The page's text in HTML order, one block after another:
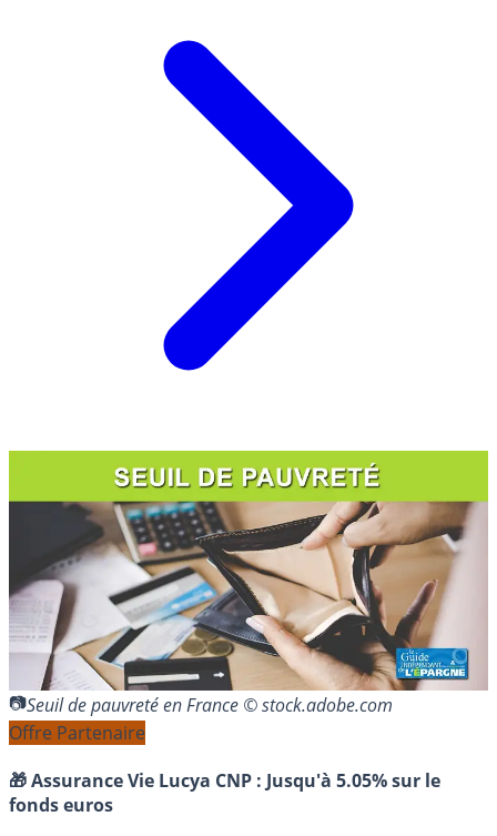
Seuil de pauvreté en France © stock.adobe.com
Offre Partenaire
🎁 Assurance Vie Lucya CNP : Jusqu'à 5.05% sur le
fonds euros